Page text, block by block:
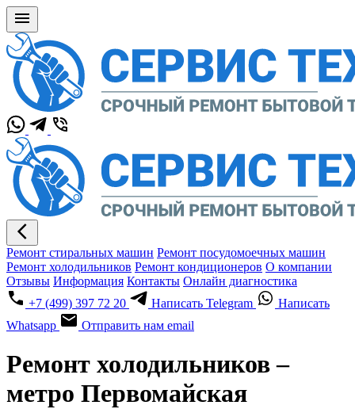
Ремонт стиральных машин Ремонт посудомоечных машин
Ремонт холодильников Ремонт кондиционеров О компании
Отзывы Информация Контакты Онлайн диагностика
+7 (499) 397 72 20
Написать Telegram
Написать
Whatsapp
Отправить нам email
Ремонт холодильников –
метро Первомайская